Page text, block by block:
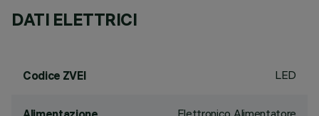
DATI ELETTRICI
Codice ZVEI LED
Elettronico Alimentatore